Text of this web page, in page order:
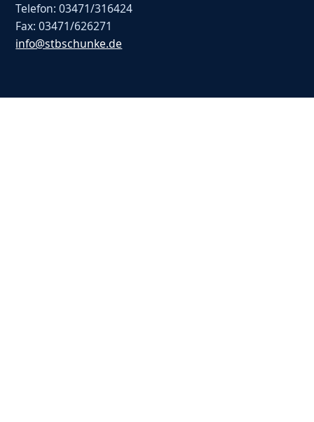
Telefon: 03471/316424
Fax: 03471/626271
info@stbschunke.de